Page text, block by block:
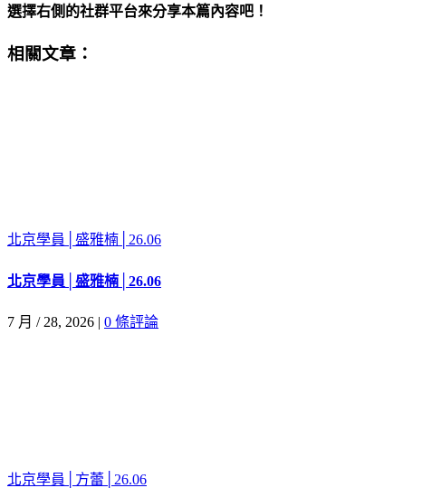
選擇右側的社群平台來分享本篇內容吧！
Facebook
X
Email:
相關文章：
北京學員│盛雅楠│26.06
北京學員│盛雅楠│26.06
7 月 / 28, 2026 | 0 條評論
北京學員│方蕾│26.06